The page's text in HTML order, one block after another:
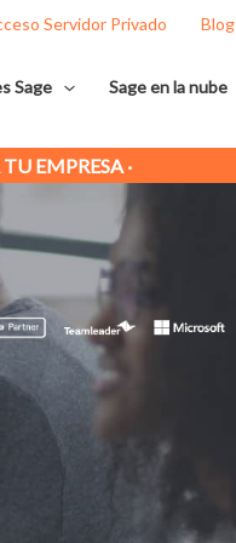
Servidor Privado Blog
Sage
Sage en la nube
EMPRESA ·